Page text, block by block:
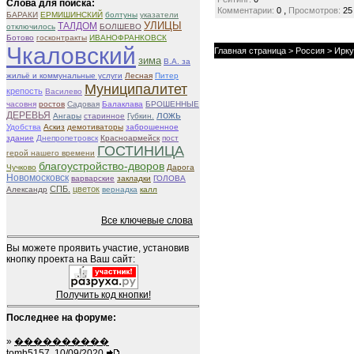
Слова для поиска:
БАРАКИ ЕРМИШИНСКИЙ болтуны указатели
отключилось ТАЛДОМ БОЛШЕВО УЛИЦЫ
Ботово госконтракты ИВАНОФРАНКОВСК
Чкаловский зима В.А. за
жильё и коммунальные услуги Лесная Питер
крепость Василево Муниципалитет
часовня ростов Садовая Балаклава БРОШЕННЫЕ
ДЕРЕВЬЯ Ангары старинное Губкин. ложь
Удобства Аскиз демотиваторы заброшенное
здание Днепропетровск Красноармейск пост
герой нашего времени ГОСТИНИЦА
Чучково благоустройство-дворов Дарога
Новомосковск варварские закладки ГОЛОВА
Александр СПБ. цветок вернадка калл
Все ключевые слова
Вы можете проявить участие, установив
кнопку проекта на Ваш сайт:
Получить код кнопки!
Последнее на форуме:
» ����������
Комментарии: 0 , Просмотров: 25
Главная страница > Россия >